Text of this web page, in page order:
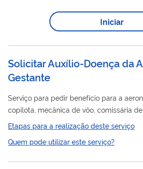
Iniciar
Solicitar Auxílio-Doença da
Gestante
Serviço para pedir benefício para a
copilota, mecânica de vôo, comissária
de equipamentos especiais) que precise
conforme a decisão judicial nº 1010661-
Este pedido é realizado totalmente à
Etapas para a realização deste serviço
Quem pode utilizar este serviço?